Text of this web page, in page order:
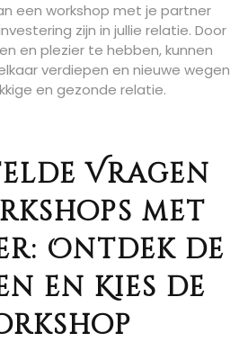
een workshop met je partner
zijn in jullie relatie. Door
en plezier te hebben, kunnen
verdiepen en nieuwe wegen
en gezonde relatie.
Vragen
met
Ontdek de
en Kies de